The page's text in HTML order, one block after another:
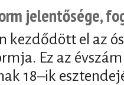
jelentősége,
kezdődött el az
Ez az
18–ik